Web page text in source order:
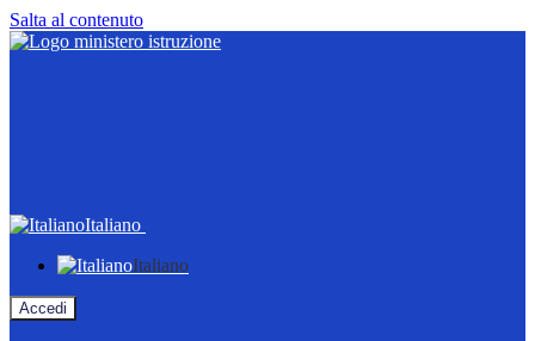
Salta al contenuto
Italiano
Italiano
Accedi